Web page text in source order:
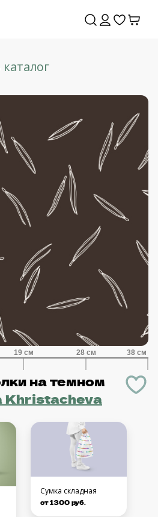
на темном
Khristacheva
Сумка складная
от 1300 руб.